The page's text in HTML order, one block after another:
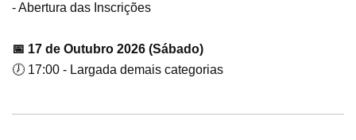
- Abertura das Inscrições
📅 17 de Outubro 2026 (Sábado)
🕖 17:00 - Largada demais categorias